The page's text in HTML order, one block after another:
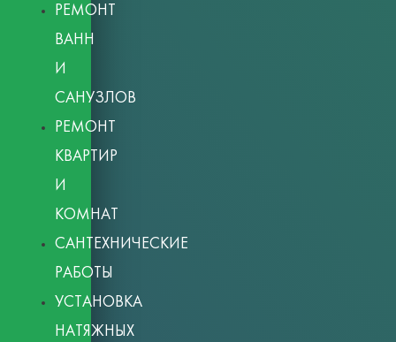
РЕМОНТ
ВАНН
И
САНУЗЛОВ
РЕМОНТ
КВАРТИР
И
КОМНАТ
САНТЕХНИЧЕСКИЕ
РАБОТЫ
УСТАНОВКА
НАТЯЖНЫХ